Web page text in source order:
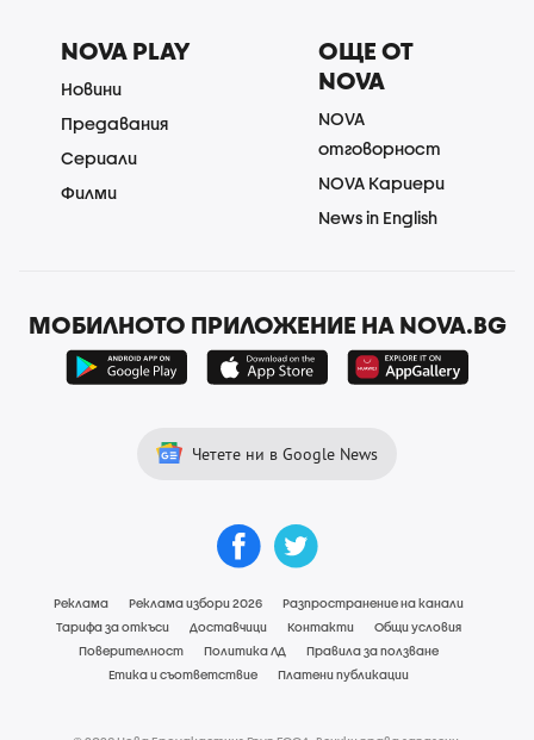
NOVA PLAY
Новини
Предавания
Сериали
Филми
ОЩЕ ОТ
NOVA
NOVA
отговорност
NOVA Кариери
News in English
МОБИЛНОТО ПРИЛОЖЕНИЕ НА NOVA.BG
Четете ни в Google News
Реклама Реклама избори 2026
Разпространение на канали
Тарифа за откъси
Доставчици Контакти
Общи условия
Поверителност
Политика ЛД
Правила за ползване
Етика и съответствие
Платени публикации